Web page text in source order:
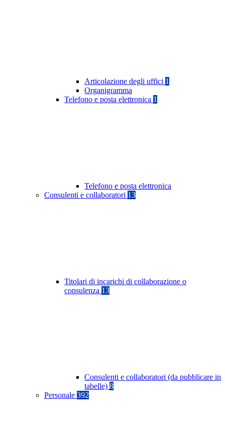
Articolazione degli uffici 1
Organigramma
Telefono e posta elettronica 1
Telefono e posta elettronica
Consulenti e collaboratori 13
Titolari di incarichi di collaborazione o
consulenza 13
Consulenti e collaboratori (da pubblicare in
tabelle) 8
Personale 392